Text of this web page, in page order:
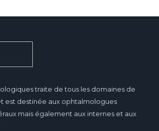
traite de tous les domaines de
est destinée aux ophtalmologues
mais également aux internes et aux